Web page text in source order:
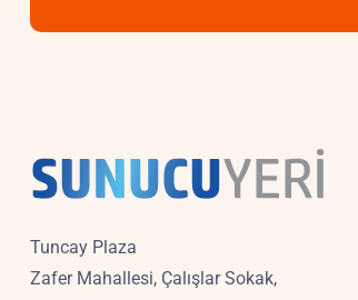
Tuncay Plaza
Zafer Mahallesi, Çalışlar Sokak,